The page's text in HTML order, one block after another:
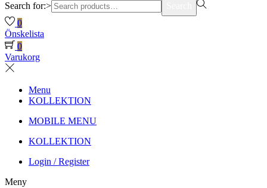
Search for:>
0
Önskelista
0
Varukorg
Menu
KOLLEKTION
MOBILE MENU
KOLLEKTION
Login / Register
Meny